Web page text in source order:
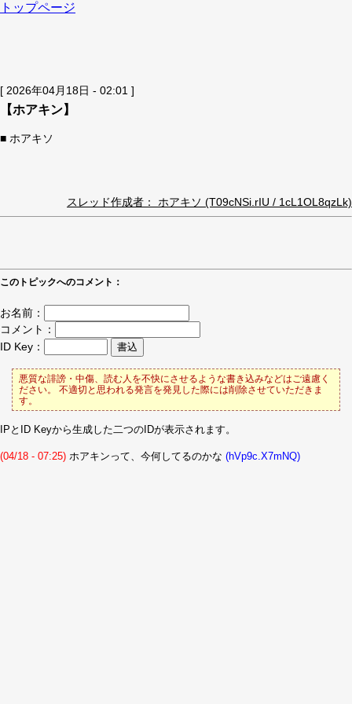
トップページ
[ 2026年04月18日 - 02:01 ]
【ホアキン】
■ ホアキソ
スレッド作成者： ホアキソ (T09cNSi.rIU / 1cL1OL8qzLk)
このトピックへのコメント：
お名前：
コメント：
ID Key：
悪質な誹謗・中傷、読む人を不快にさせるような書き込みなどはご遠慮く
ださい。 不適切と思われる発言を発見した際には削除させていただきま
す。
IPとID Keyから生成した二つのIDが表示されます。
(04/18 - 07:25) ホアキンって、今何してるのかな (hVp9c.X7mNQ)